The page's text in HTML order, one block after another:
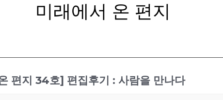
미래에서 온 편지
편지 34호] 편집후기 : 사람을 만나다